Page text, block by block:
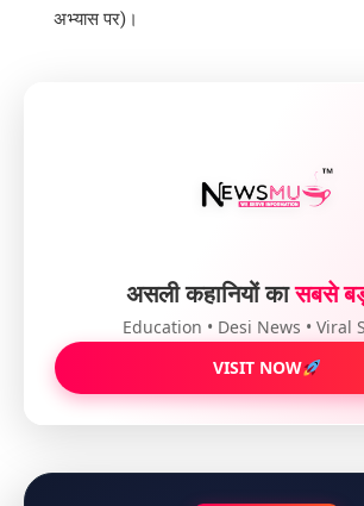
अभ्यास पर)।
असली कहानियों कासबसे
Education • Desi News • Viral
VISIT NOW